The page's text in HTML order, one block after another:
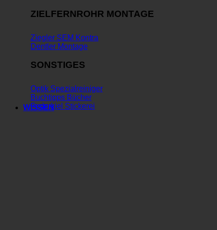
ZIELFERNROHR MONTAGE
Ziegler SEM Kontra
Dentler Montage
SONSTIGES
Optik Spezialreiniger
Buchtipps Bücher
Federkiel Stickerei
WISSEN